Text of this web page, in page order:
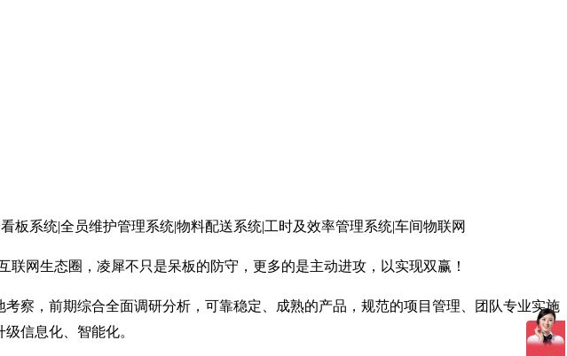
网生态圈，凌犀不只是呆板的防守，更多的是主动进攻，以实现双赢！
察，前期综合全面调研分析，可靠稳定、成熟的产品，规范的项目管理、团队专业实施
信息化、智能化。